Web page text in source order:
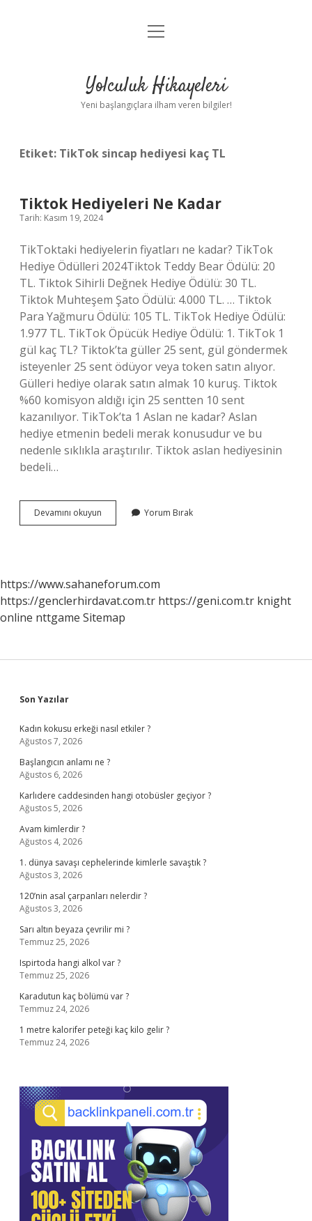
Anasayfa
Yasal Uyarı
menüyü
Yolculuk Hikayeleri
Yeni başlangıçlara ilham veren bilgiler!
Etiket: TikTok sincap hediyesi kaç TL
Tiktok Hediyeleri Ne Kadar
Tarih: Kasım 19, 2024
TikToktaki hediyelerin fiyatları ne kadar? TikTok
Hediye Ödülleri 2024Tiktok Teddy Bear Ödülü: 20
TL. Tiktok Sihirli Değnek Hediye Ödülü: 30 TL.
Tiktok Muhteşem Şato Ödülü: 4.000 TL. … Tiktok
Para Yağmuru Ödülü: 105 TL. TikTok Hediye Ödülü:
1.977 TL. TikTok Öpücük Hediye Ödülü: 1. TikTok 1
gül kaç TL? Tiktok’ta güller 25 sent, gül göndermek
isteyenler 25 sent ödüyor veya token satın alıyor.
Gülleri hediye olarak satın almak 10 kuruş. Tiktok
%60 komisyon aldığı için 25 sentten 10 sent
kazanılıyor. TikTok’ta 1 Aslan ne kadar? Aslan
hediye etmenin bedeli merak konusudur ve bu
nedenle sıklıkla araştırılır. Tiktok aslan hediyesinin
bedeli…
Devamını okuyun
Hediyeleri
Yorum Bırak
https://www.sahaneforum.com
https://genclerhirdavat.com.tr https://geni.com.tr knight
online nttgame Sitemap
Sidebar
Son Yazılar
Kadın kokusu erkeği nasıl etkiler ?
Ağustos 7, 2026
Başlangıcın anlamı ne ?
Ağustos 6, 2026
Karlıdere caddesinden hangi otobüsler geçiyor ?
Ağustos 5, 2026
Avam kimlerdir ?
Ağustos 4, 2026
1. dünya savaşı cephelerinde kimlerle savaştık ?
Ağustos 3, 2026
120’nin asal çarpanları nelerdir ?
Ağustos 3, 2026
Sarı altın beyaza çevrilir mi ?
Temmuz 25, 2026
Ispirtoda hangi alkol var ?
Temmuz 25, 2026
Karadutun kaç bölümü var ?
Temmuz 24, 2026
1 metre kalorifer peteği kaç kilo gelir ?
Temmuz 24, 2026